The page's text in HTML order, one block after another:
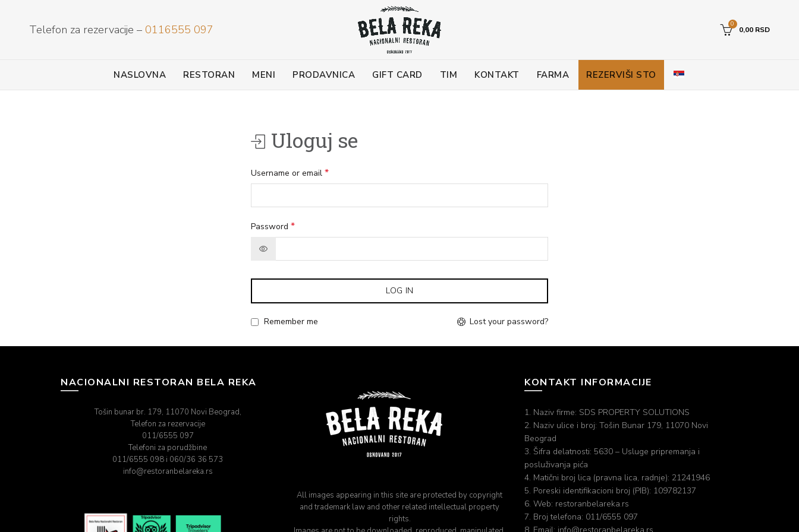
Telefon za rezervacije – 0116555 097 0
0,00 RSD
NASLOVNA RESTORAN MENI PRODAVNICA GIFT CARD TIM KONTAKT FARMA REZERVIŠI STO
Uloguj se
Username or email *
Password *
LOG IN
Lost your password?
Remember me
NACIONALNI RESTORAN BELA REKA
Tošin bunar br. 179, 11070 Novi Beograd,
Telefon za rezervacije
011/6555 097
Telefoni za porudžbine
011/6555 098 i 060/36 36 573
info@restoranbelareka.rs
All images appearing in this site are protected by copyright
and trademark law and other related intellectual property
rights.
KONTAKT INFORMACIJE
1. Naziv firme: SDS PROPERTY SOLUTIONS
2. Naziv ulice i broj: Tošin Bunar 179, 11070 Novi
Beograd
3. Šifra delatnosti: 5630 – Usluge pripremanja i
posluživanja pića
4. Matični broj lica (pravna lica, radnje): 21241946
5. Poreski identifikacioni broj (PIB): 109782137
6. Web: restoranbelareka.rs
7. Broj telefona: 011/6555 097